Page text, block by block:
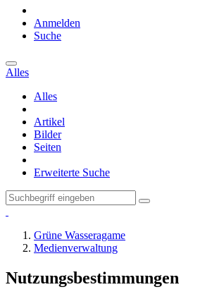
Anmelden
Suche
Alles
Alles
Artikel
Bilder
Seiten
Erweiterte Suche
Grüne Wasseragame
Medienverwaltung
Nutzungsbestimmungen